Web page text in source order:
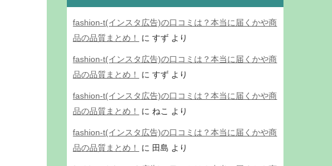
fashion-t(インスタ広告)の口コミは？本当に届くかや商
品の品質まとめ！
にすず より
fashion-t(インスタ広告)の口コミは？本当に届くかや商
品の品質まとめ！
にすず より
fashion-t(インスタ広告)の口コミは？本当に届くかや商
品の品質まとめ！
に ねこ より
fashion-t(インスタ広告)の口コミは？本当に届くかや商
品の品質まとめ！
に 田島 より